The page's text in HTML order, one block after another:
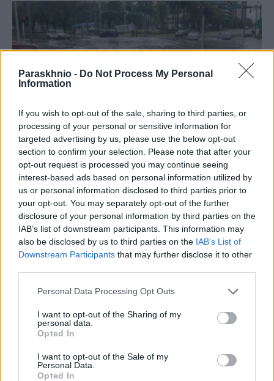
Paraskhnio - Do Not Process My Personal
Information
If you wish to opt-out of the sale, sharing to third parties, or
processing of your personal or sensitive information for
targeted advertising by us, please use the below opt-out
section to confirm your selection. Please note that after your
opt-out request is processed you may continue seeing
interest-based ads based on personal information utilized by
us or personal information disclosed to third parties prior to
your opt-out. You may separately opt-out of the further
disclosure of your personal information by third parties on the
IAB’s list of downstream participants. This information may
also be disclosed by us to third parties on the IAB’s List of
Downstream Participants that may further disclose it to other
Please note that this website/app uses one or more Google
not limited to your visit or usage behaviour. You may click to
grant or deny consent to Google and its third-party tags to
use your data for below specified purposes in below Google
consent section.
Personal Data Processing Opt Outs
I want to opt-out of the Sharing of my
personal data.
Opted In
I want to opt-out of the Sale of my
Personal Data.
Opted In
ΗΠΑ: Η τροπική καταιγίδα Ντάνι έφθασε στη Νότια
Καρολίνα
ΑΝΑΡΤΗΘΗΚΕ ΑΠΟ CHRISTOSGAN 29 ΙΟΥΝΊΟΥ 2021
Η τροπική καταιγίδα Ντάνι έφθασε πάνω από τη γη στο βόρειο
τμήμα της νήσου Πρίτσαρντ, σε μικρή απόσταση από τη…